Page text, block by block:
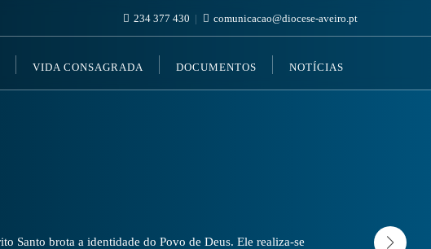
234 377 430 comunicacao@diocese-aveiro.pt
VIDA CONSAGRADA DOCUMENTOS NOTÍCIAS
Santo brota a identidade do Povo de Deus. Ele realiza-se